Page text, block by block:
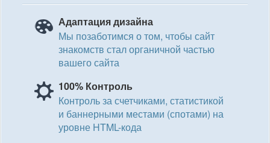
Адаптация дизайна
Мы позаботимся о том, чтобы сайт
знакомств стал органичной частью
вашего сайта
100% Контроль
Контроль за счетчиками, статистикой
и баннерными местами (спотами) на
уровне HTML-кода